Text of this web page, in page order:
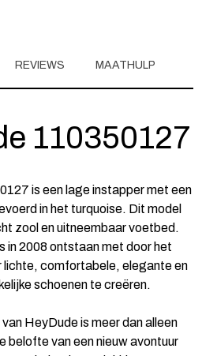
REVIEWS MAATHULP
110350127
is een lage instapper met een
in het turquoise. Dit model
zool en uitneembaar voetbed.
in 2008 ontstaan met door het
lichte, comfortabele, elegante en
schoenen te creëren.
HeyDude is meer dan alleen
belofte van een nieuw avontuur